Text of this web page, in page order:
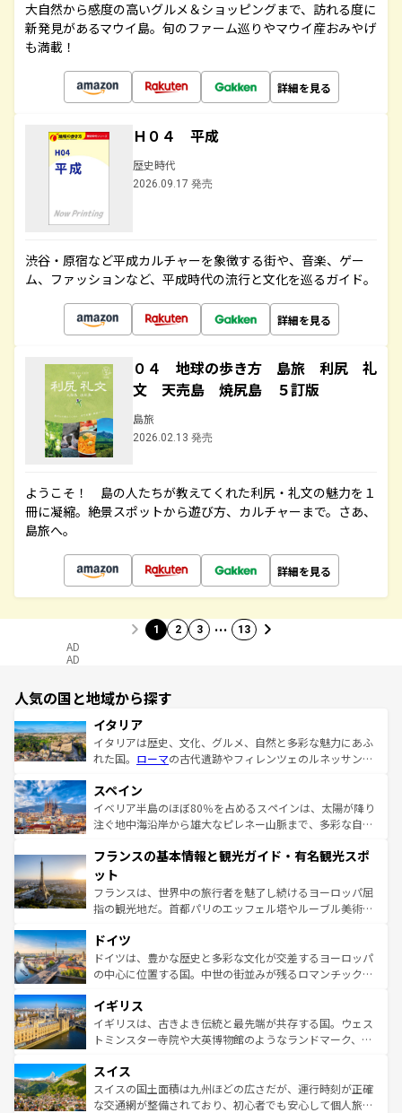
大自然から感度の高いグルメ＆ショッピングまで、訪れる度に
新発見があるマウイ島。旬のファーム巡りやマウイ産おみやげ
も満載！
詳細を見る
Ｈ０４ 平成
歴史時代
2026.09.17 発売
渋谷・原宿など平成カルチャーを象徴する街や、音楽、ゲー
ム、ファッションなど、平成時代の流行と文化を巡るガイド。
詳細を見る
０４ 地球の歩き方 島旅 利尻 礼
文 天売島 焼尻島 ５訂版
島旅
2026.02.13 発売
ようこそ！ 島の人たちが教えてくれた利尻・礼文の魅力を１
冊に凝縮。絶景スポットから遊び方、カルチャーまで。さあ、
島旅へ。
詳細を見る
1 2 3 … 13
AD
AD
人気の国と地域から探す
イタリア
イタリアは歴史、文化、グルメ、自然と多彩な魅力にあふ
れた国。 ローマの古代遺跡やフィレンツェのルネッサンス
ろん、トスカーナの美しい田園風景やアマルフィ海岸の絶
景など、自然景観も見逃せない。観光の合間には、本場の
ピザやパスタなど、絶品のイタリア料理を堪能することも
ませてくれるイタリアで、忘れられない旅をしてみよう！
なお、新着のイタリア情報は
しい。
スペイン
イベリア半島のほぼ80％を占めるスペインは、太陽が降り
注ぐ地中海沿岸から雄大なピレネー山脈まで、多彩な自然
文化が根付くこの国では、情熱的なフラメンコ、熱気あふ
れる闘牛、そして美味しいタパスが生活の一部となってい
る。首都マドリードの洗練された雰囲気や、バルセロナの
アートに溢れた街角から、地方では古代ローマ遺跡や中世
せる。地方によって風土や気候が異なるスペインはその個
性で訪れる人を魅了する。 なお、新着のスペイン情報は コ
ンテンツ一覧を参照してほしい。
フランスの基本情報と観光ガイド・有名観光スポ
ット
フランスは、世界中の旅行者を魅了し続けるヨーロッパ屈
指の観光地だ。首都パリのエッフェル塔やルーブル美術館
で、幅広い魅力が詰まっている。華麗な宮殿、歴史的な大
聖堂、美しいビーチ、そして豊かな自然が、訪れる者を心
から魅了する。また、フランスは美食の国としても知ら
いる。シャンパンの発祥地であるランス、プロヴァンスの
香り高いラベンダー畑など、多彩な楽しみ方が可能だ。さ
らに、パリ以外の地域にも魅力が溢れており、どの街角に
れる地方に足を運ぶとそれぞれで全く異なる文化を体験で
きるだろう。 なお、新着のフランス情報はコンテンツ一覧
を参照してほしい。
ドイツ
ドイツは、豊かな歴史と多彩な文化が交差するヨーロッパ
の中心に位置する国。中世の街並みが残るロマンチック街
顔を持つこの国は、どこを歩いても飽きることがない。ベ
ルリンの文化的活気、バイエルン州のアルプスの絶景、そ
してライン川沿いのワイン畑といった風景は必見。ビール
は、お酒好きな人にはぜひ体験してほしい。 なお、新着の
ドイツ情報はコンテンツ一覧を参照してほしい。
イギリス
イギリスは、古きよき伝統と最先端が共存する国。ウェス
トミンスター寺院や大英博物館のようなランドマーク、歴
リアごとに異なる魅力がある。また、優雅なアフタヌーン
ティー、ビール好きにはたまらない英国パブ、サッカー観
戦など、本場だからこそできる体験も豊富。イギリスを旅
スイス
スイスの国土面積は九州ほどの広さだが、運行時刻が正確
な交通網が整備されており、初心者でも安心して個人旅行